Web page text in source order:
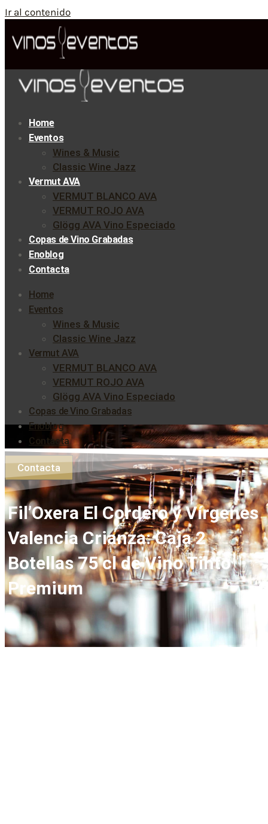
Ir al contenido
Home
Eventos
Wines & Music
Classic Wine Jazz
Vermut AVA
VERMUT BLANCO AVA
VERMUT ROJO AVA
Glögg AVA Vino Especiado
Copas de Vino Grabadas
Enoblog
Contacta
Home
Eventos
Wines & Music
Classic Wine Jazz
Vermut AVA
VERMUT BLANCO AVA
VERMUT ROJO AVA
Glögg AVA Vino Especiado
Copas de Vino Grabadas
Enoblog
Contacta
Contacta
Fil’Oxera El Cordero y Vírgenes
Valencia Crianza: Caja 2
Botellas 75 cl de Vino Tinto
Premium